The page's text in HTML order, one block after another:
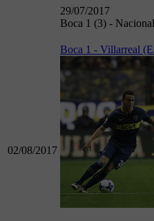
29/07/2017
Boca 1 (3) -
02/08/2017
Boca 1 - Villarreal